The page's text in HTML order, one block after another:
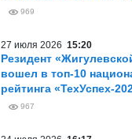
969
27 июля 2026 15:20
Резидент
вошел в топ-10
рейтинга «ТехУспех-
967